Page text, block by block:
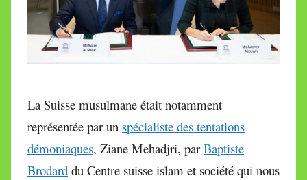
La Suisse musulmane était notamment
représentée par un spécialiste des tentations
démoniaques, Ziane Mehadjri, par Baptiste
Brodard du Centre suisse islam et société qui nous